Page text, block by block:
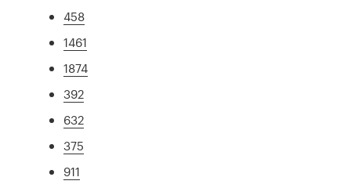
458
1461
1874
392
632
375
911